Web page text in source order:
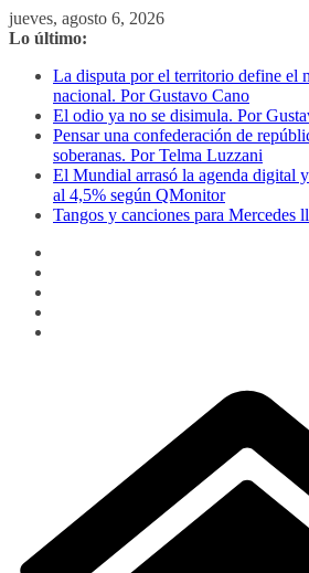
Saltar
al
jueves, agosto 6, 2026
Lo último:
La disputa por el territorio define el
nacional. Por Gustavo Cano
El odio ya no se disimula. Por
Pensar una confederación de
soberanas. Por Telma Luzzani
El Mundial arrasó la agenda digital
al 4,5% según QMonitor
Tangos y canciones para Mercedes